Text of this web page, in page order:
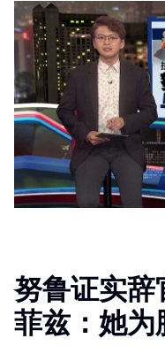
努鲁证实
菲兹：她为